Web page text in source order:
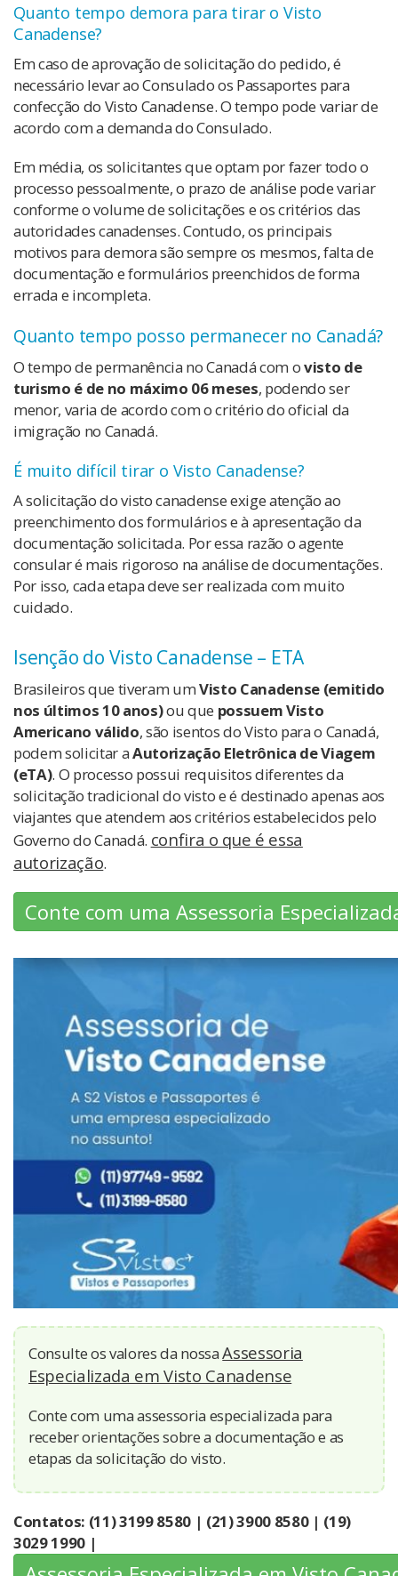
Quanto tempo demora para tirar o Visto
Canadense?
Em caso de aprovação de solicitação do pedido, é
necessário levar ao Consulado os Passaportes para
confecção do Visto Canadense. O tempo pode variar de
acordo com a demanda do Consulado.
Em média, os solicitantes que optam por fazer todo o
processo pessoalmente, o prazo de análise pode variar
conforme o volume de solicitações e os critérios das
autoridades canadenses.Contudo, os principais
motivos para demora são sempre os mesmos, falta de
documentação e formulários preenchidos de forma
errada e incompleta.
Quanto tempo posso permanecer no Canadá?
O tempo de permanência no Canadá com ovisto de
turismo é de no máximo 06 meses, podendo ser
menor, varia de acordo com o critério do oficial da
imigração no Canadá.
É muito difícil tirar o Visto Canadense?
A solicitação do visto canadense exige atenção ao
preenchimento dos formulários e à apresentação da
documentação solicitada. Por essa razão o agente
consular é mais rigoroso na análise de documentações.
Por isso, cada etapa deve ser realizada com muito
cuidado.
Isenção do Visto Canadense – ETA
Brasileiros que tiveram umVisto Canadense (emitido
nos últimos 10 anos)ou que possuem Visto
Americano válido, são isentos do Visto para o Canadá,
podem solicitar aAutorização Eletrônica de Viagem
(eTA). O processo possui requisitos diferentes da
solicitação tradicional do visto e é destinado apenas aos
viajantes que atendem aos critérios estabelecidos pelo
Governo do Canadá. confira o que é essa
autorização.
Conte com uma Assessoria
Consulte os valores da nossaAssessoria
Especializada em Visto Canadense
Conte com uma assessoria especializada para
receber orientações sobre a documentação e as
etapas da solicitação do visto.
Contatos: (11) 3199 8580 | (21) 3900 8580 | (19)
3029 1990 |